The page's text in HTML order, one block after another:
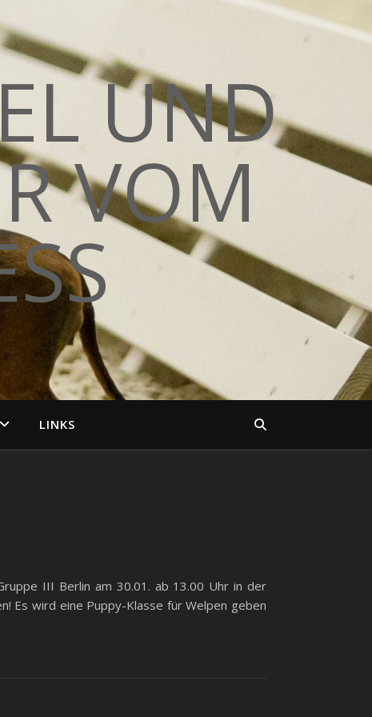
UND
VOM
LINKS
III Berlin am 30.01. ab 13.00 Uhr in der
Es wird eine Puppy-Klasse für Welpen geben